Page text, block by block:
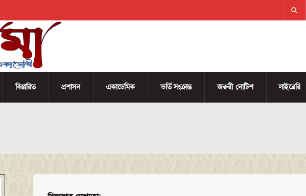
বিস্তারিত প্রশাসন একাডেমিক ভর্তি সংক্রান্ত জরুরী নোটিশ লাইব্রেরি